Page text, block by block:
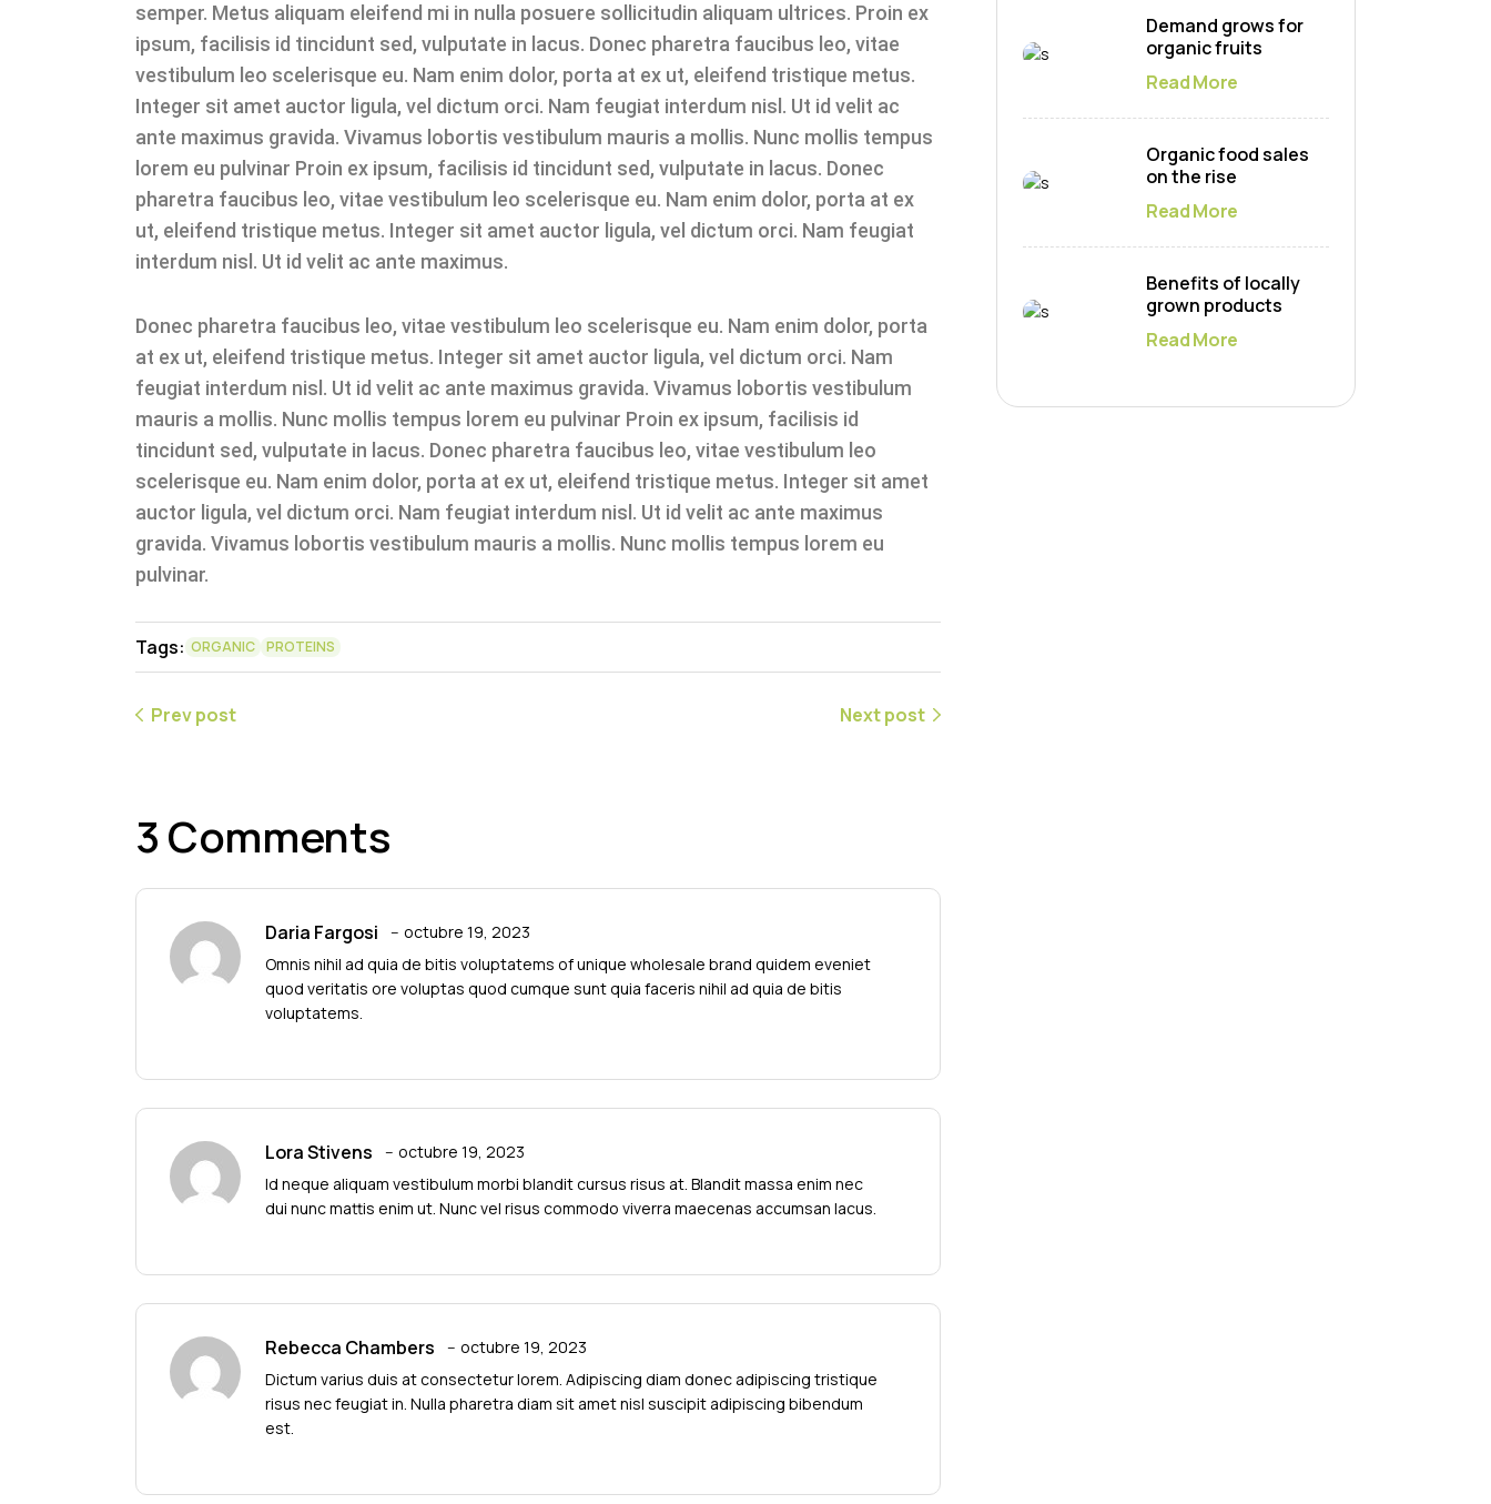
semper. Metus aliquam eleifend mi in nulla posuere sollicitudin aliquam ultrices. Proin ex
ipsum, facilisis id tincidunt sed, vulputate in lacus. Donec pharetra faucibus leo, vitae
vestibulum leo scelerisque eu. Nam enim dolor, porta at ex ut, eleifend tristique metus.
Integer sit amet auctor ligula, vel dictum orci. Nam feugiat interdum nisl. Ut id velit ac
ante maximus gravida. Vivamus lobortis vestibulum mauris a mollis. Nunc mollis tempus
lorem eu pulvinar Proin ex ipsum, facilisis id tincidunt sed, vulputate in lacus. Donec
pharetra faucibus leo, vitae vestibulum leo scelerisque eu. Nam enim dolor, porta at ex
ut, eleifend tristique metus. Integer sit amet auctor ligula, vel dictum orci. Nam feugiat
interdum nisl. Ut id velit ac ante maximus.
Donec pharetra faucibus leo, vitae vestibulum leo scelerisque eu. Nam enim dolor, porta
at ex ut, eleifend tristique metus. Integer sit amet auctor ligula, vel dictum orci. Nam
feugiat interdum nisl. Ut id velit ac ante maximus gravida. Vivamus lobortis vestibulum
mauris a mollis. Nunc mollis tempus lorem eu pulvinar Proin ex ipsum, facilisis id
tincidunt sed, vulputate in lacus. Donec pharetra faucibus leo, vitae vestibulum leo
scelerisque eu. Nam enim dolor, porta at ex ut, eleifend tristique metus. Integer sit amet
auctor ligula, vel dictum orci. Nam feugiat interdum nisl. Ut id velit ac ante maximus
gravida. Vivamus lobortis vestibulum mauris a mollis. Nunc mollis tempus lorem eu
pulvinar.
Tags: ORGANIC PROTEINS
Prev post Next post
3 Comments
Daria Fargosi
octubre 19, 2023
Omnis nihil ad quia de bitis voluptatems of unique wholesale brand quidem eveniet
quod veritatis ore voluptas quod cumque sunt quia faceris nihil ad quia de bitis
voluptatems.
Lora Stivens
octubre 19, 2023
Id neque aliquam vestibulum morbi blandit cursus risus at. Blandit massa enim nec
dui nunc mattis enim ut. Nunc vel risus commodo viverra maecenas accumsan lacus.
Rebecca Chambers
octubre 19, 2023
Dictum varius duis at consectetur lorem. Adipiscing diam donec adipiscing tristique
risus nec feugiat in. Nulla pharetra diam sit amet nisl suscipit adipiscing bibendum
est.
Demand grows for
organic fruits
Read More
Organic food sales
on the rise
Read More
Benefits of locally
grown products
Read More